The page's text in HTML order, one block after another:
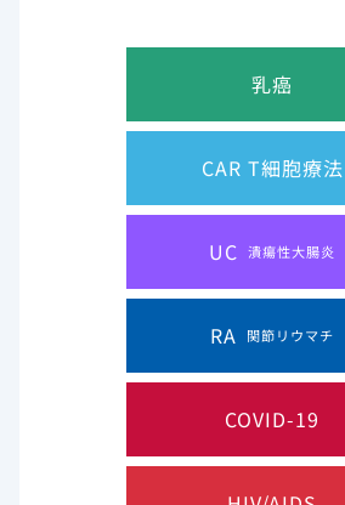
学会共催セミナー・講演会
による座談会記録集を閲覧・ダウン
乳癌
CAR T細胞療法
UC 潰瘍性大腸炎
RA 関節リウマチ
COVID-19